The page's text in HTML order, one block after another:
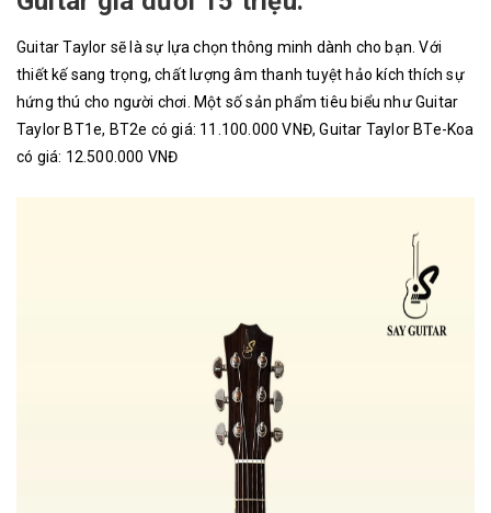
Guitar Taylor sẽ là sự lựa chọn thông minh dành cho bạn. Với
thiết kế sang trọng, chất lượng âm thanh tuyệt hảo kích thích sự
hứng thú cho người chơi. Một số sản phẩm tiêu biểu như Guitar
Taylor BT1e, BT2e có giá: 11.100.000 VNĐ, Guitar Taylor BTe-Koa
có giá: 12.500.000 VNĐ